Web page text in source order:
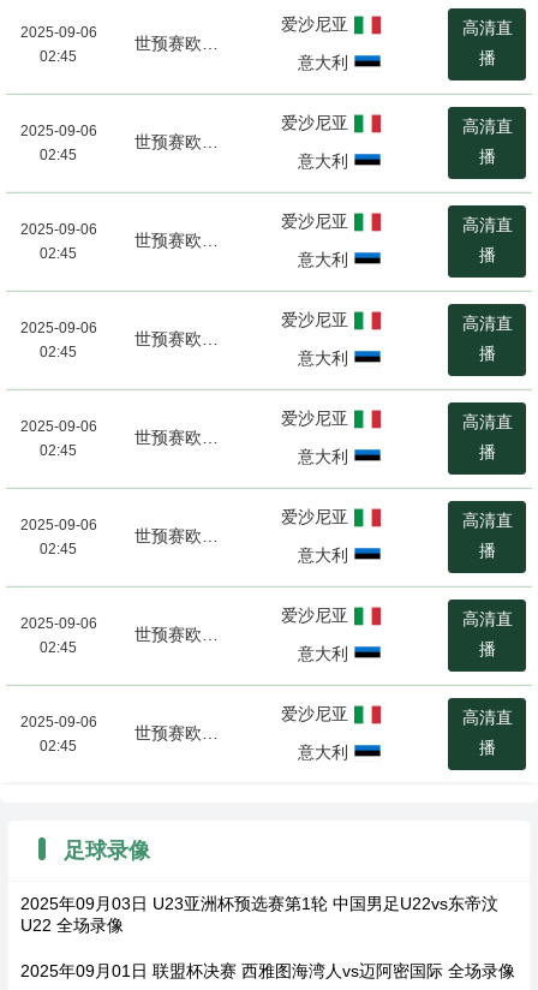
2025-09-06
02:45
爱沙尼亚
意大利
高清直
播
2025-09-06
02:45
爱沙尼亚
意大利
高清直
播
2025-09-06
02:45
爱沙尼亚
意大利
高清直
播
2025-09-06
02:45
爱沙尼亚
意大利
高清直
播
2025-09-06
02:45
爱沙尼亚
意大利
高清直
播
2025-09-06
02:45
爱沙尼亚
意大利
高清直
播
2025-09-06
02:45
爱沙尼亚
意大利
高清直
播
2025-09-06
02:45
爱沙尼亚
意大利
高清直
播
足球录像
2025年09月03日 U23亚洲杯预选赛第1轮 中国男足U22vs东帝汶
U22 全场录像
2025年09月01日 联盟杯决赛 西雅图海湾人vs迈阿密国际 全场录像